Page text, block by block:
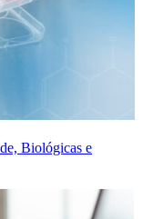
Biológicas e